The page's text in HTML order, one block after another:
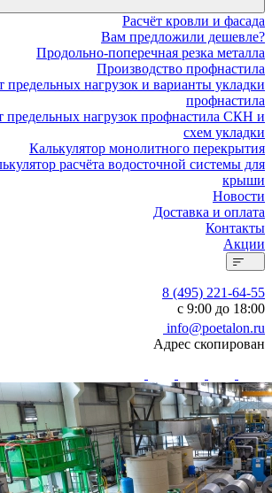
Расчёт кровли и фасада
Вам предложили дешевле?
Продольно-поперечная резка металла
Производство профнастила
предельных нагрузок и варианты укладки
профнастила
предельных нагрузок профнастила СКН и
схем укладки
Калькулятор монолитного перекрытия
расчёта водосточной системы для
крыши
Новости
Доставка и оплата
Контакты
Акции
8 (495) 221-64-55
с 9:00 до 18:00
info@poetalon.ru
Адрес скопирован